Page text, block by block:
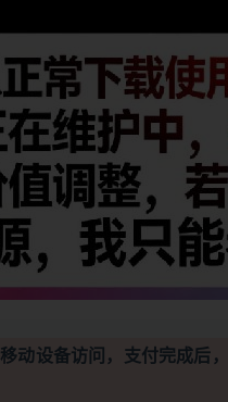
动设备访问，支付完成后